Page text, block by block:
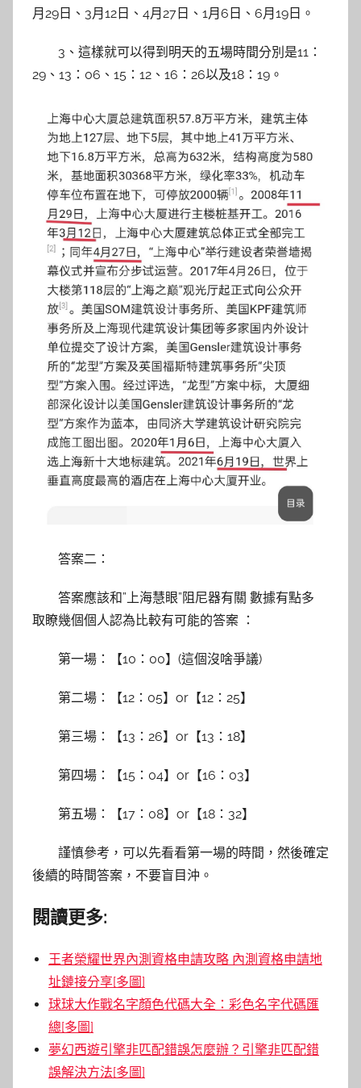
月29日、3月12日、4月27日、1月6日、6月19日。
3、這樣就可以得到明天的五場時間分別是11：
29、13：06、15：12、16：26以及18：19。
答案二：
答案應該和”上海慧眼”阻尼器有關 數據有點多
取瞭幾個個人認為比較有可能的答案 ：
第一場：【10：00】(這個沒啥爭議)
第二場：【12：05】or【12：25】
第三場：【13：26】or【13：18】
第四場：【15：04】or【16：03】
第五場：【17：08】or【18：32】
謹慎參考，可以先看看第一場的時間，然後確定
後續的時間答案，不要盲目沖。
閱讀更多:
王者榮耀世界內測資格申請攻略 內測資格申請地
址鏈接分享[多圖]
球球大作戰名字顏色代碼大全：彩色名字代碼匯
總[多圖]
夢幻西遊引擎非匹配錯誤怎麼辦？引擎非匹配錯
誤解決方法[多圖]